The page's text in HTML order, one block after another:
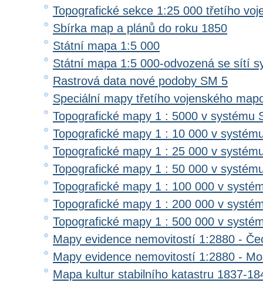
Topografické sekce 1:25 000 třetího
Sbírka map a plánů do roku 1850
Státní mapa 1:5 000
Státní mapa 1:5 000-odvozená se sítí
Rastrová data nové podoby SM 5
Speciální mapy třetího vojenského
Topografické mapy 1 : 5000 v systému
Topografické mapy 1 : 10 000 v
Topografické mapy 1 : 25 000 v
Topografické mapy 1 : 50 000 v
Topografické mapy 1 : 100 000 v
Topografické mapy 1 : 200 000 v
Topografické mapy 1 : 500 000 v
Mapy evidence nemovitostí 1:2880 -
Mapy evidence nemovitostí 1:2880 -
Mapa kultur stabilního katastru 1837-